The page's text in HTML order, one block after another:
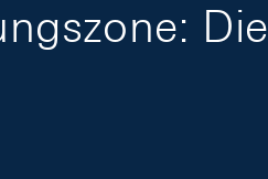
Die